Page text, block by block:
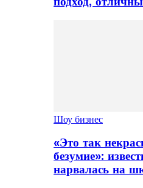
Шоу бизнес
«Это так
безумие»:
нарвалась на